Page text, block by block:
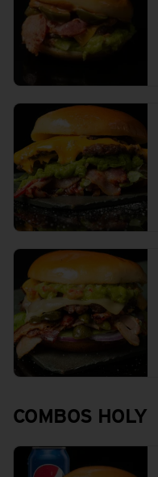
COMBOS HOLY